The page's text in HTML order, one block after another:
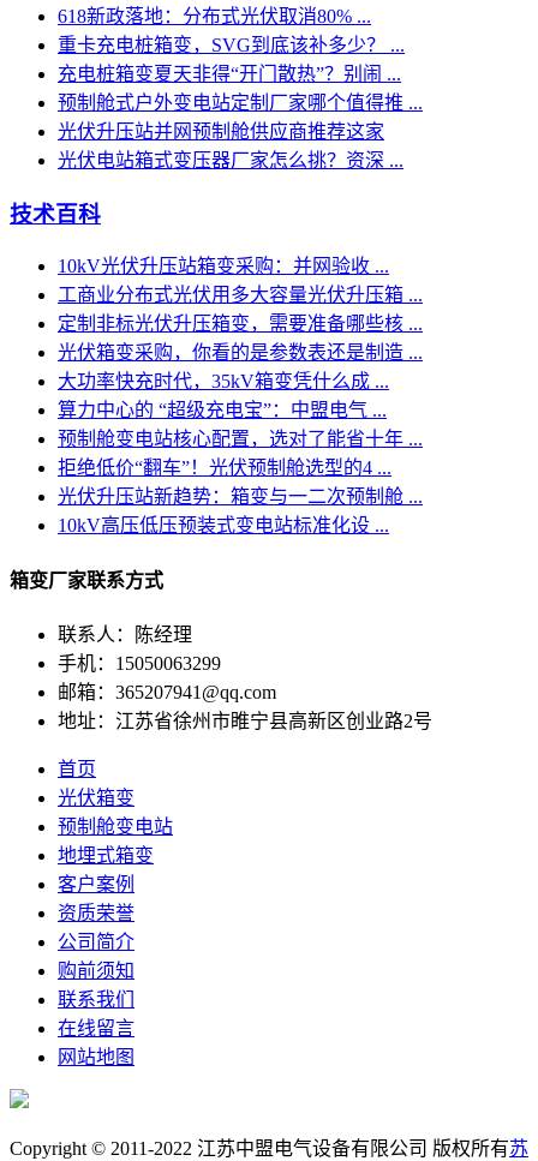
618新政落地：分布式光伏取消80% ...
重卡充电桩箱变，SVG到底该补多少？ ...
充电桩箱变夏天非得“开门散热”？别闹 ...
预制舱式户外变电站定制厂家哪个值得推 ...
光伏升压站并网预制舱供应商推荐这家
光伏电站箱式变压器厂家怎么挑？资深 ...
技术百科
10kV光伏升压站箱变采购：并网验收 ...
工商业分布式光伏用多大容量光伏升压箱 ...
定制非标光伏升压箱变，需要准备哪些核 ...
光伏箱变采购，你看的是参数表还是制造 ...
大功率快充时代，35kV箱变凭什么成 ...
算力中心的 “超级充电宝”：中盟电气 ...
预制舱变电站核心配置，选对了能省十年 ...
拒绝低价“翻车”！光伏预制舱选型的4 ...
光伏升压站新趋势：箱变与一二次预制舱 ...
10kV高压低压预装式变电站标准化设 ...
箱变厂家联系方式
联系人：陈经理
手机：15050063299
邮箱：365207941@qq.com
地址：江苏省徐州市睢宁县高新区创业路2号
首页
光伏箱变
预制舱变电站
地埋式箱变
客户案例
资质荣誉
公司简介
购前须知
联系我们
在线留言
网站地图
Copyright © 2011-2022 江苏中盟电气设备有限公司 版权所有苏